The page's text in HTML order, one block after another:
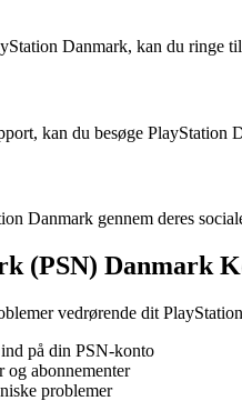
Danmark, kan du ringe
kan du besøge PlayStation
Danmark gennem deres
(PSN) Danmark
vedrørende dit
på din PSN-konto
og abonnementer
problemer